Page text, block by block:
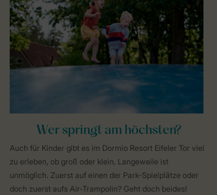
Wer springt am höchsten?
Auch für Kinder gibt es im Dormio Resort Eifeler Tor viel
zu erleben, ob groß oder klein. Langeweile ist
unmöglich. Zuerst auf einen der Park-Spielplätze oder
doch zuerst aufs Air-Trampolin? Geht doch beides!